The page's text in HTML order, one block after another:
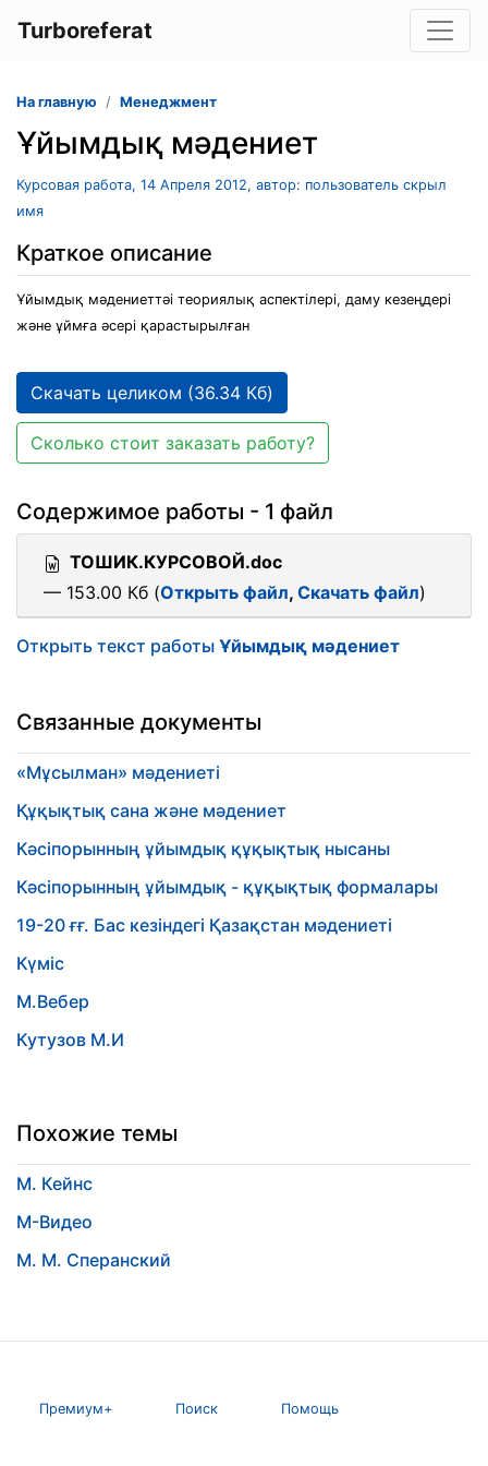
Turboreferat
На главную Менеджмент
Ұйымдық мәдениет
Курсовая работа, 14 Апреля 2012, автор: пользователь скрыл
имя
Краткое описание
Ұйымдық мәдениеттәі теориялық аспектілері, даму кезеңдері
және ұймға әсері қарастырылған
Скачать целиком (36.34 Кб)
Сколько стоит заказать работу?
Содержимое работы - 1 файл
ТОШИК.КУРСОВОЙ.doc
— 153.00 Кб (Открыть файл, Скачать файл)
Открыть текст работы Ұйымдық мәдениет
Связанные документы
«Мұсылман» мәдениеті
Құқықтық сана және мәдениет
Кәсіпорынның ұйымдық құқықтық нысаны
Кәсіпорынның ұйымдық - құқықтық формалары
19-20 ғғ. Бас кезіндегі Қазақстан мәдениеті
Күміс
М.Вебер
Кутузов М.И
Похожие темы
М. Кейнс
М-Видео
М. М. Сперанский
Премиум+ Поиск Помощь